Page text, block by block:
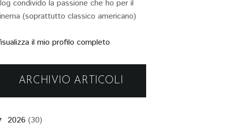
condivido la passione che ho per il
(soprattutto classico americano)
il mio profilo completo
ARCHIVIO ARTICOLI
2026 (30)